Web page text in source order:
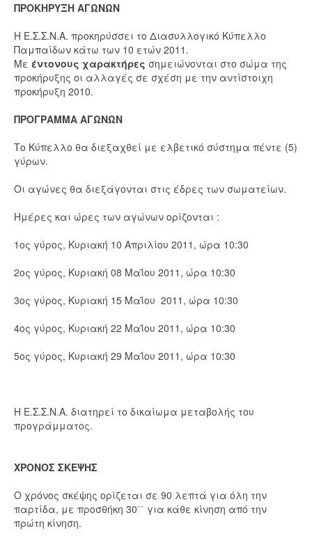
ΠΡΟΚΗΡΥΞΗ ΑΓΩΝΩΝ
Η Ε.Σ.Σ.Ν.Α. προκηρύσσει το Διασυλλογικό Κύπελλο
Παμπαίδων κάτω των 10 ετών 2011.
Με έντονους χαρακτήρες σημειώνονται στο σώμα της
προκήρυξης οι αλλαγές σε σχέση με την αντίστοιχη
προκήρυξη 2010.
ΠΡΟΓΡΑΜΜΑ ΑΓΩΝΩΝ
Το Κύπελλο θα διεξαχθεί με ελβετικό σύστημα πέντε (5)
γύρων.
Οι αγώνες θα διεξάγονται στις έδρες των σωματείων.
Ημέρες και ώρες των αγώνων ορίζονται :
1ος γύρος, Κυριακή 10 Απριλίου 2011, ώρα 10:30
2ος γύρος, Κυριακή 08 Μαΐου 2011, ώρα 10:30
3ος γύρος, Κυριακή 15 Μαΐου 2011, ώρα 10:30
4ος γύρος, Κυριακή 22 Μαΐου 2011, ώρα 10:30
5ος γύρος, Κυριακή 29 Μαΐου 2011, ώρα 10:30
Η Ε.Σ.Σ.Ν.Α. διατηρεί το δικαίωμα μεταβολής του
προγράμματος.
ΧΡΟΝΟΣ ΣΚΕΨΗΣ
Ο χρόνος σκέψης ορίζεται σε 90 λεπτά για όλη την
παρτίδα, με προσθήκη 30΄΄ για κάθε κίνηση από την
πρώτη κίνηση.